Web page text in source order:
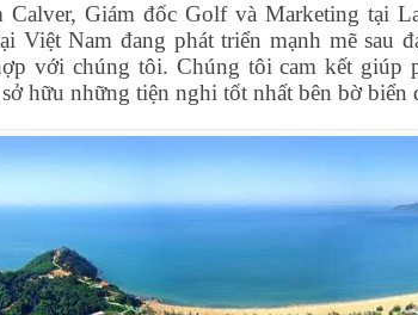
Calver, Giám đốc Golf và Marketing tại
Việt Nam đang phát triển mạnh mẽ sau
với chúng tôi. Chúng tôi cam kết
hữu những tiện nghi tốt nhất bên bờ biển